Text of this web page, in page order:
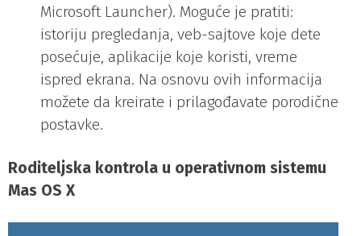
Microsoft Launcher). Moguće je pratiti:
istoriju pregledanja, veb-sajtove koje dete
posećuje, aplikacije koje koristi, vreme
ispred ekrana. Na osnovu ovih informacija
možete da kreirate i prilagođavate porodične
postavke.
Roditeljska kontrola u operativnom sistemu
Mas OS X